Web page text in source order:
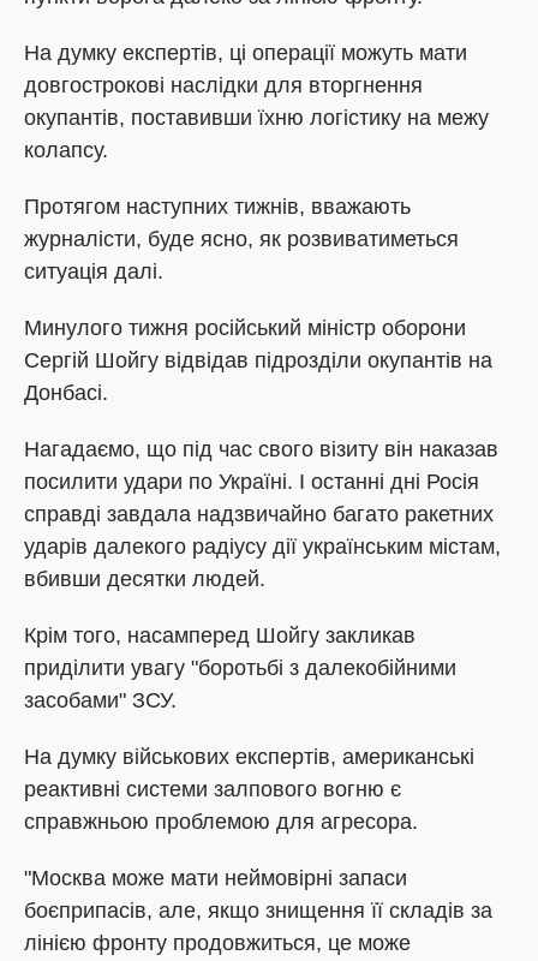
На думку експертів, ці операції можуть мати
довгострокові наслідки для вторгнення
окупантів, поставивши їхню логістику на межу
колапсу.
Протягом наступних тижнів, вважають
журналісти, буде ясно, як розвиватиметься
ситуація далі.
Минулого тижня російський міністр оборони
Сергій Шойгу відвідав підрозділи окупантів на
Донбасі.
Нагадаємо, що під час свого візиту він наказав
посилити удари по Україні. І останні дні Росія
справді завдала надзвичайно багато ракетних
ударів далекого радіусу дії українським містам,
вбивши десятки людей.
Крім того, насамперед Шойгу закликав
приділити увагу "боротьбі з далекобійними
засобами" ЗСУ.
На думку військових експертів, американські
реактивні системи залпового вогню є
справжньою проблемою для агресора.
"Москва може мати неймовірні запаси
боєприпасів, але, якщо знищення її складів за
лінією фронту продовжиться, це може